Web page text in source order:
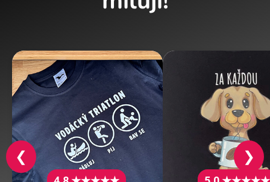
❮ ❯